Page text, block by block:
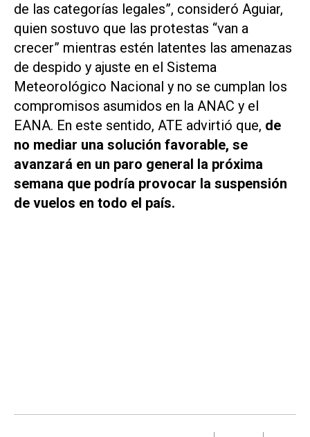
de las categorías legales”, consideró Aguiar,
quien sostuvo que las protestas “van a
crecer” mientras estén latentes las amenazas
de despido y ajuste en el Sistema
Meteorológico Nacional y no se cumplan los
compromisos asumidos en la ANAC y el
EANA. En este sentido, ATE advirtió que, de
no mediar una solución favorable, se
avanzará en un paro general la próxima
semana que podría provocar la suspensión
de vuelos en todo el país.